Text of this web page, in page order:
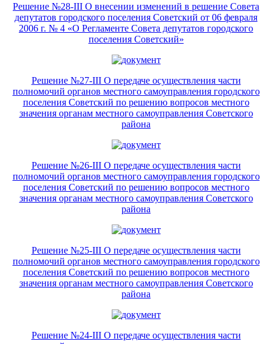
Решение №28-III О внесении изменений в решение Совета
депутатов городского поселения Советский от 06 февраля
2006 г. № 4 «О Регламенте Совета депутатов городского
поселения Советский»
Решение №27-III О передаче осуществления части
полномочий органов местного самоуправления городского
поселения Советский по решению вопросов местного
значения органам местного самоуправления Советского
района
Решение №26-III О передаче осуществления части
полномочий органов местного самоуправления городского
поселения Советский по решению вопросов местного
значения органам местного самоуправления Советского
района
Решение №25-III О передаче осуществления части
полномочий органов местного самоуправления городского
поселения Советский по решению вопросов местного
значения органам местного самоуправления Советского
района
Решение №24-III О передаче осуществления части